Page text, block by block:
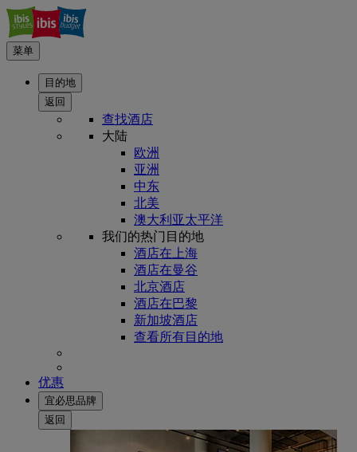
菜单
目的地
返回
查找酒店
大陆
欧洲
亚洲
中东
北美
澳大利亚太平洋
我们的热门目的地
酒店在上海
酒店在曼谷
北京酒店
酒店在巴黎
新加坡酒店
查看所有目的地
优惠
宜必思品牌
返回